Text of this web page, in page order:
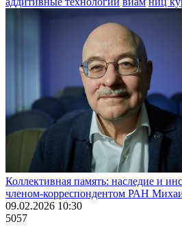
Коллективная память: наследие и
членом-корреспондентом РАН
09.02.2026 10:30
5057